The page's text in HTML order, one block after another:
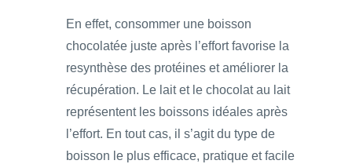
En effet, consommer une boisson
chocolatée juste après l’effort favorise la
resynthèse des protéines et améliorer la
récupération. Le lait et le chocolat au lait
représentent les boissons idéales après
l’effort. En tout cas, il s’agit du type de
boisson le plus efficace, pratique et facile